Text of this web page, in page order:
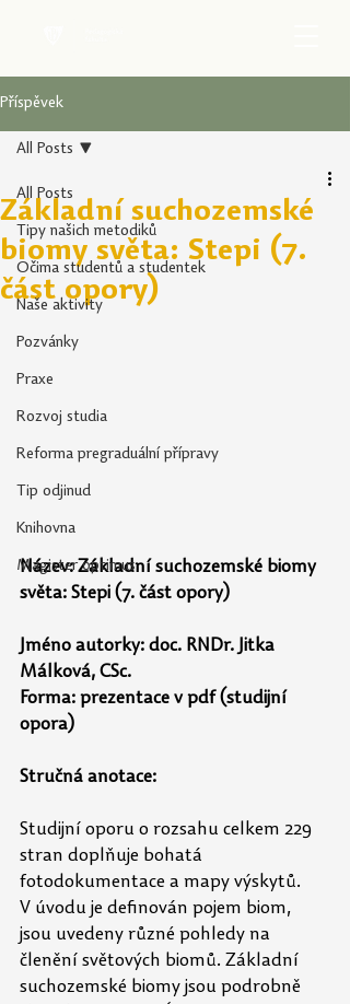
Příspěvek
All Posts
Tipy našich metodiků
Očima studentů a studentek
Naše aktivity
Pozvánky
Praxe
Rozvoj studia
Reforma pregraduální přípravy
Tip odjinud
Knihovna
Magister optimus
All Posts
Základní suchozemské
biomy světa: Stepi (7.
část opory)
Název: Základní suchozemské biomy
světa: Stepi (7. část opory)
Jméno autorky: doc. RNDr. Jitka
Málková, CSc.
Forma: prezentace v pdf (studijní
opora)
Stručná anotace:
Studijní oporu o rozsahu celkem 229
stran doplňuje bohatá
fotodokumentace a mapy výskytů.
V úvodu je definován pojem biom,
jsou uvedeny různé pohledy na
členění světových biomů. Základní
suchozemské biomy jsou podrobně